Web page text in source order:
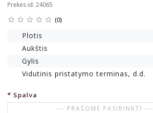
Prekės id: 24065
(0)
Plotis
Aukštis
Gylis
Vidutinis pristatymo terminas, d.d.
Spalva
--- PRAŠOME PASIRINKTI ---